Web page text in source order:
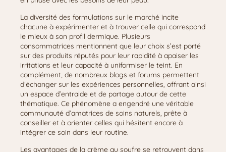
La diversité des formulations sur le marché incite
chacune à expérimenter et à trouver celle qui correspond
le mieux à son profil dermique. Plusieurs
consommatrices mentionnent que leur choix s’est porté
sur des produits réputés pour leur rapidité à apaiser les
irritations et leur capacité à uniformiser le teint. En
complément, de nombreux blogs et forums permettent
d’échanger sur les expériences personnelles, offrant ainsi
un espace d’entraide et de partage autour de cette
thématique. Ce phénomène a engendré une véritable
communauté d’amatrices de soins naturels, prête à
conseiller et à orienter celles qui hésitent encore à
intégrer ce soin dans leur routine.
Les avantages de la crème au soufre se retrouvent dans